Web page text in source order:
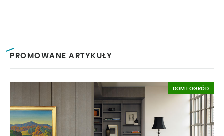
PROMOWANE ARTYKUŁY
DOM I OGRÓD